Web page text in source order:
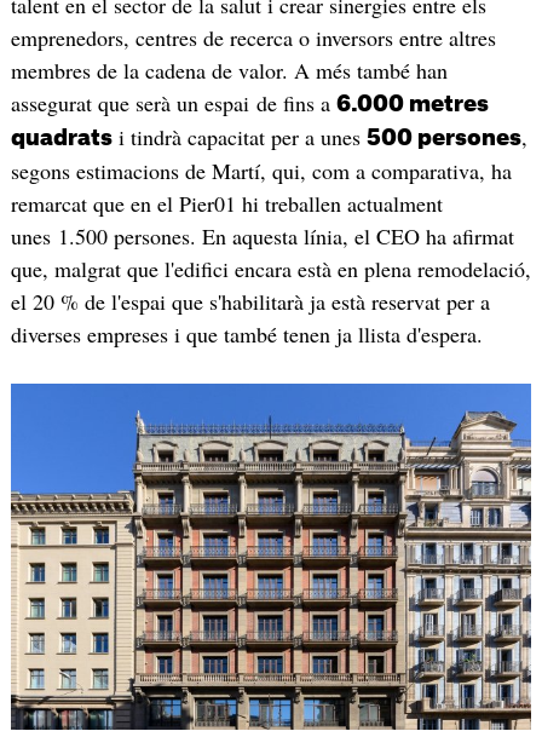
emprenedors, centres de recerca o inversors entre altres
membres de la cadena de valor. A més també han
assegurat que serà un espai de fins a 6.000 metres
quadratsi tindrà capacitat per a unes 500 persones,
segons estimacions de Martí, qui, com a comparativa, ha
remarcat que en el Pier01 hi treballen actualment
unes 1.500 persones. En aquesta línia, el CEO ha afirmat
que, malgrat que l'edifici encara està en plena remodelació,
el 20 % de l'espai que s'habilitarà ja està reservat per a
diverses empreses i que també tenen ja llista d'espera.